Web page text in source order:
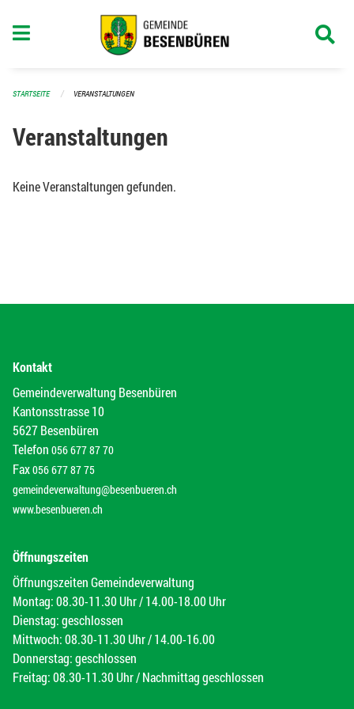
STARTSEITE VERANSTALTUNGEN
Veranstaltungen
Keine Veranstaltungen gefunden.
Kontakt
Gemeindeverwaltung Besenbüren
Kantonsstrasse 10
5627 Besenbüren
Telefon 056 677 87 70
Fax056 677 87 75
gemeindeverwaltung@besenbueren.ch
www.besenbueren.ch
Öffnungszeiten
Öffnungszeiten Gemeindeverwaltung
Montag: 08.30-11.30 Uhr / 14.00-18.00 Uhr
Dienstag: geschlossen
Mittwoch: 08.30-11.30 Uhr / 14.00-16.00
Donnerstag: geschlossen
Freitag: 08.30-11.30 Uhr / Nachmittag geschlossen